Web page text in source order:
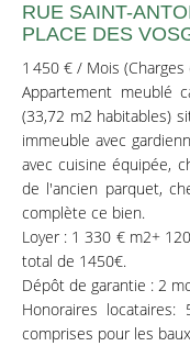
RUE SAINT-
PLACE DES
1 450 € / Mois
Appartement meublé
(33,72 m2 habitables)
immeuble avec
avec cuisine équipée,
de l'ancien parquet,
complète ce bien.
Loyer : 1 330 € m2+
total de 1450€.
Dépôt de garantie : 2
Honoraires
comprises pour les